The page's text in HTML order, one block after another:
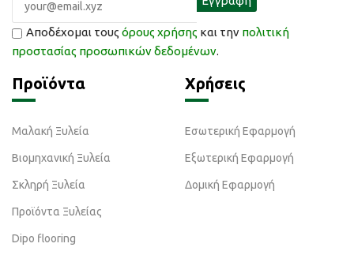
Αποδέχομαι τους όρους χρήσης και την πολιτική
προστασίας προσωπικών δεδομένων.
Προϊόντα
Μαλακή Ξυλεία
Βιομηχανική Ξυλεία
Σκληρή Ξυλεία
Προϊόντα Ξυλείας
Dipo flooring
Χρήσεις
Εσωτερική Εφαρμογή
Εξωτερική Εφαρμογή
Δομική Εφαρμογή